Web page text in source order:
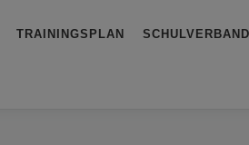
TRAININGSPLAN SCHULVERBAND